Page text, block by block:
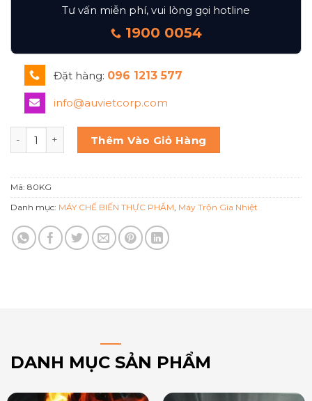
Tư vấn miễn phí, vui lòng gọi hotline
1900 0054
Đặt hàng: 096 1213 577
info@auvietcorp.com
Máy trộn gia nhiệt thùng chứa 80kg số lượng
Thêm Vào Giỏ Hàng
Mã: 80KG
Danh mục: MÁY CHẾ BIẾN THỰC PHẨM, Máy Trộn Gia Nhiệt
DANH MỤC SẢN PHẨM